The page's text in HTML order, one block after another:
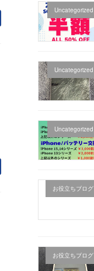
Uncategorized
Uncategorized
Uncategorized
お役立ちブログ
お役立ちブログ